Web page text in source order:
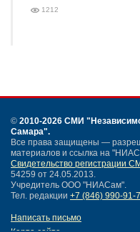
1212
© 2010-2026 СМИ
Самара".
Все права защищены —
материалов и ссылка на
Свидетельство регистрации
54259 от 24.05.2013.
Учредитель ООО "НИАСам".
Тел. редакции +7 (846) 990-91-
Написать письмо